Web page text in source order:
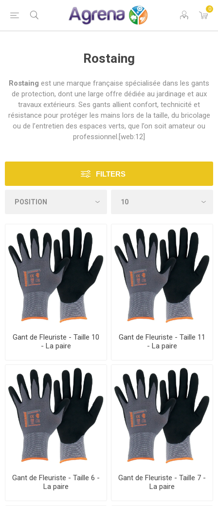
0
Rostaing
Rostaing est une marque française spécialisée dans les gants
de protection, dont une large offre dédiée au jardinage et aux
travaux extérieurs. Ses gants allient confort, technicité et
résistance pour protéger les mains lors de la taille, du bricolage
ou de l’entretien des espaces verts, que l’on soit amateur ou
professionnel.[web:12]
FILTERS
Gant de Fleuriste - Taille 10
- La paire
Gant de Fleuriste - Taille 11
- La paire
Gant de Fleuriste - Taille 6 -
La paire
Gant de Fleuriste - Taille 7 -
La paire